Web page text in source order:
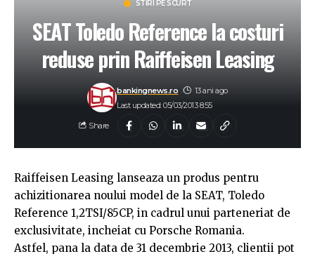
STIRI PE SCURT
SEAT Toledo Reference la costuri
reduse prin Raiffeisen Leasing
Last updated: 05/03/2013 8:55
bankingnews.ro 13 ani ago
Share
Raiffeisen Leasing lanseaza un produs pentru
achizitionarea noului model de la SEAT, Toledo
Reference 1,2TSI/85CP, in cadrul unui parteneriat de
exclusivitate, incheiat cu Porsche Romania.
Astfel, pana la data de 31 decembrie 2013, clientii pot